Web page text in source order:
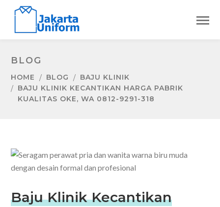
BLOG
HOME BLOG
BAJU KLINIK
BAJU KLINIK KECANTIKAN HARGA PABRIK
KUALITAS OKE, WA 0812-9291-318
Baju Klinik Kecantikan